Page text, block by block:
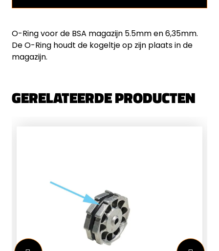
O-Ring voor de BSA magazijn 5.5mm en 6,35mm.
De O-Ring houdt de kogeltje op zijn plaats in de
magazijn.
GERELATEERDE PRODUCTEN